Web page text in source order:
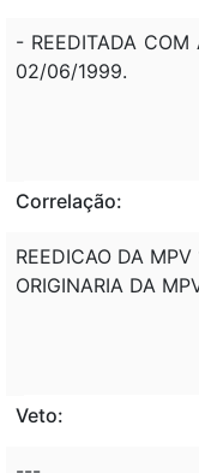
- REEDITADA COM
02/06/1999.
Correlação:
REEDICAO DA
ORIGINARIA DA
Veto: